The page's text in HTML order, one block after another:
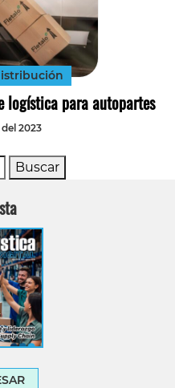
logística para autopartes
2023
Buscar